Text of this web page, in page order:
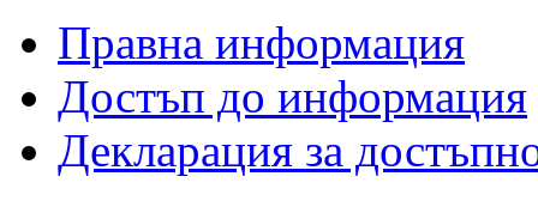
Правна информация
Достъп до информация
Декларация за